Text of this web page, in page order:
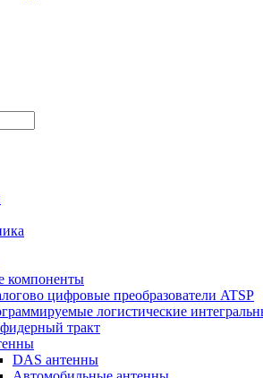
компоненты
цифровые преобразователи ATSP
логистические
тракт
DAS антенны